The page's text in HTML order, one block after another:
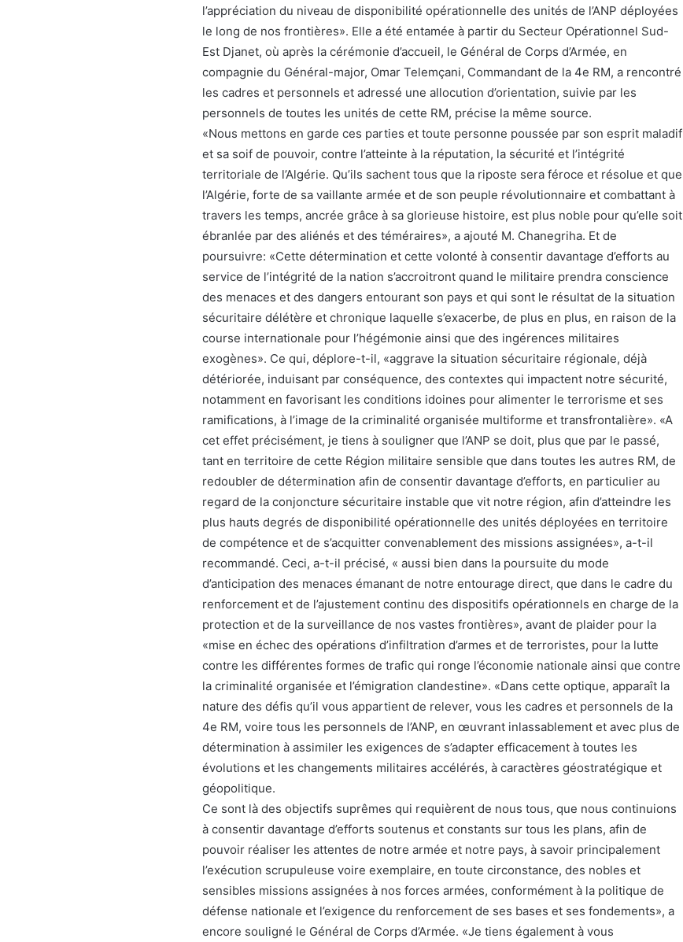
l’appréciation du niveau de disponibilité opérationnelle des unités de l’ANP déployées
le long de nos frontières». Elle a été entamée à partir du Secteur Opérationnel Sud-
Est Djanet, où après la cérémonie d’accueil, le Général de Corps d’Armée, en
compagnie du Général-major, Omar Telemçani, Commandant de la 4e RM, a rencontré
les cadres et personnels et adressé une allocution d’orientation, suivie par les
personnels de toutes les unités de cette RM, précise la même source.
«Nous mettons en garde ces parties et toute personne poussée par son esprit maladif
et sa soif de pouvoir, contre l’atteinte à la réputation, la sécurité et l’intégrité
territoriale de l’Algérie. Qu’ils sachent tous que la riposte sera féroce et résolue et que
l’Algérie, forte de sa vaillante armée et de son peuple révolutionnaire et combattant à
travers les temps, ancrée grâce à sa glorieuse histoire, est plus noble pour qu’elle soit
ébranlée par des aliénés et des téméraires», a ajouté M. Chanegriha. Et de
poursuivre: «Cette détermination et cette volonté à consentir davantage d’efforts au
service de l’intégrité de la nation s’accroitront quand le militaire prendra conscience
des menaces et des dangers entourant son pays et qui sont le résultat de la situation
sécuritaire délétère et chronique laquelle s’exacerbe, de plus en plus, en raison de la
course internationale pour l’hégémonie ainsi que des ingérences militaires
exogènes». Ce qui, déplore-t-il, «aggrave la situation sécuritaire régionale, déjà
détériorée, induisant par conséquence, des contextes qui impactent notre sécurité,
notamment en favorisant les conditions idoines pour alimenter le terrorisme et ses
ramifications, à l’image de la criminalité organisée multiforme et transfrontalière». «A
cet effet précisément, je tiens à souligner que l’ANP se doit, plus que par le passé,
tant en territoire de cette Région militaire sensible que dans toutes les autres RM, de
redoubler de détermination afin de consentir davantage d’efforts, en particulier au
regard de la conjoncture sécuritaire instable que vit notre région, afin d’atteindre les
plus hauts degrés de disponibilité opérationnelle des unités déployées en territoire
de compétence et de s’acquitter convenablement des missions assignées», a-t-il
recommandé. Ceci, a-t-il précisé, « aussi bien dans la poursuite du mode
d’anticipation des menaces émanant de notre entourage direct, que dans le cadre du
renforcement et de l’ajustement continu des dispositifs opérationnels en charge de la
protection et de la surveillance de nos vastes frontières», avant de plaider pour la
«mise en échec des opérations d’infiltration d’armes et de terroristes, pour la lutte
contre les différentes formes de trafic qui ronge l’économie nationale ainsi que contre
la criminalité organisée et l’émigration clandestine». «Dans cette optique, apparaît la
nature des défis qu’il vous appartient de relever, vous les cadres et personnels de la
4e RM, voire tous les personnels de l’ANP, en œuvrant inlassablement et avec plus de
détermination à assimiler les exigences de s’adapter efficacement à toutes les
évolutions et les changements militaires accélérés, à caractères géostratégique et
géopolitique.
Ce sont là des objectifs suprêmes qui requièrent de nous tous, que nous continuions
à consentir davantage d’efforts soutenus et constants sur tous les plans, afin de
pouvoir réaliser les attentes de notre armée et notre pays, à savoir principalement
l’exécution scrupuleuse voire exemplaire, en toute circonstance, des nobles et
sensibles missions assignées à nos forces armées, conformément à la politique de
défense nationale et l’exigence du renforcement de ses bases et ses fondements», a
encore souligné le Général de Corps d’Armée. «Je tiens également à vous